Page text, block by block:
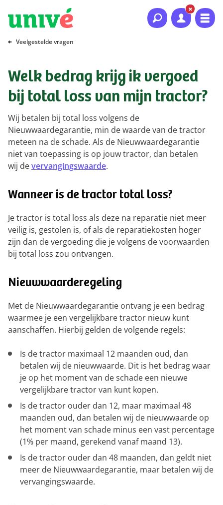
Naar hoofdinhoud
Naar hoofdnavigatie
Naar footer
Veelgestelde vragen
Welk bedrag krijg ik vergoed
bij total loss van mijn tractor?
Wij betalen bij total loss volgens de
Nieuwwaardegarantie, min de waarde van de tractor
meteen na de schade. Als de Nieuwwaardegarantie
niet van toepassing is op jouw tractor, dan betalen
wij devervangingswaarde.
Wanneer is de tractor total loss?
Je tractor is total loss als deze na reparatie niet meer
veilig is, gestolen is, of als de reparatiekosten hoger
zijn dan de vergoeding die je volgens de voorwaarden
bij total loss zou ontvangen.
Nieuwwaarderegeling
Met de Nieuwwaardegarantie ontvang je een bedrag
waarmee je een vergelijkbare tractor nieuw kunt
aanschaffen. Hierbij gelden de volgende regels:
Is de tractor maximaal 12 maanden oud, dan
betalen wij de nieuwwaarde. Dit is het bedrag waar
je op het moment van de schade een nieuwe
vergelijkbare tractor van kunt kopen.
Is de tractor ouder dan 12, maar maximaal 48
maanden oud, dan betalen wij de nieuwwaarde op
het moment van schade minus een vast percentage
(1% per maand, gerekend vanaf maand 13).
Is de tractor ouder dan 48 maanden, dan geldt niet
meer de Nieuwwaardegarantie, maar betalen wij de
vervangingswaarde.